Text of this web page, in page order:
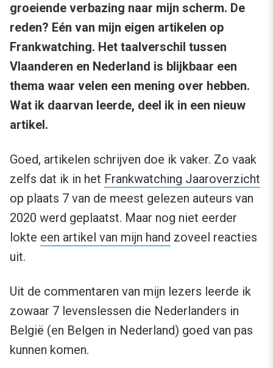
groeiende verbazing naar mijn scherm. De
reden? Eén van mijn eigen artikelen op
Frankwatching. Het taalverschil tussen
Vlaanderen en Nederland is blijkbaar een
thema waar velen een mening over hebben.
Wat ik daarvan leerde, deel ik in een nieuw
artikel.
Goed, artikelen schrijven doe ik vaker. Zo vaak
zelfs dat ik in het Frankwatching Jaaroverzicht
op plaats 7 van de meest gelezen auteurs van
2020 werd geplaatst. Maar nog niet eerder
lokte een artikel van mijn hand zoveel reacties
uit.
Uit de commentaren van mijn lezers leerde ik
zowaar 7 levenslessen die Nederlanders in
België (en Belgen in Nederland) goed van pas
kunnen komen.